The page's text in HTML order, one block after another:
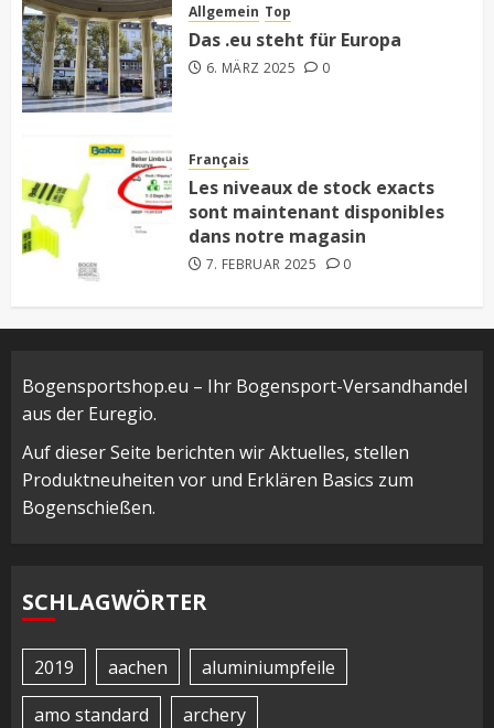
Allgemein Top
Das .eu steht für Europa
6. MÄRZ 2025 0
Français
Les niveaux de stock exacts
sont maintenant disponibles
dans notre magasin
7. FEBRUAR 2025 0
Bogensportshop.eu – Ihr Bogensport-Versandhandel
aus der Euregio.
Auf dieser Seite berichten wir Aktuelles, stellen
Produktneuheiten vor und Erklären Basics zum
Bogenschießen.
SCHLAGWÖRTER
2019 aachen
aluminiumpfeile
amo standard
archery